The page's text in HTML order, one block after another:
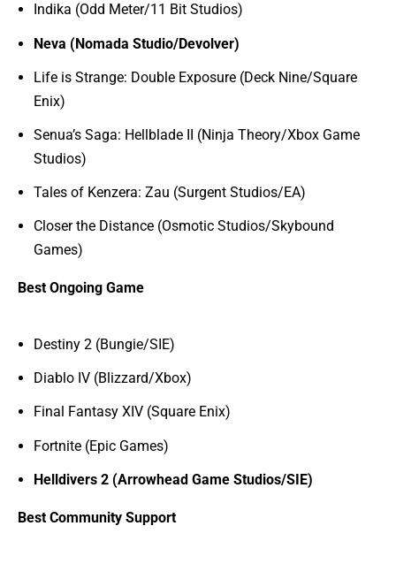
Indika (Odd Meter/11 Bit Studios)
Neva (Nomada Studio/Devolver)
Life is Strange: Double Exposure (Deck Nine/Square
Enix)
Senua’s Saga: Hellblade II (Ninja Theory/Xbox Game
Studios)
Tales of Kenzera: Zau (Surgent Studios/EA)
Closer the Distance (Osmotic Studios/Skybound
Games)
Best Ongoing Game
Destiny 2 (Bungie/SIE)
Diablo IV (Blizzard/Xbox)
Final Fantasy XIV (Square Enix)
Fortnite (Epic Games)
Helldivers 2 (Arrowhead Game Studios/SIE)
Best Community Support